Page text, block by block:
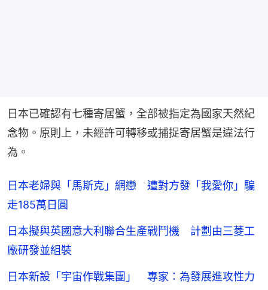
日本已確認有七種寄居蟹，全部被指定為國家天然紀
念物。原則上，未經許可轉移或捕捉寄居蟹是違法行
為。
日本老婦與「馬斯克」網戀 遭對方發「我愛你」騙
走185萬日圓
日本擬與英國意大利聯合生產戰鬥機 計劃由三菱工
廠研發並組裝
日本新設「宇宙作戰集團」 專家：為發展進攻性力